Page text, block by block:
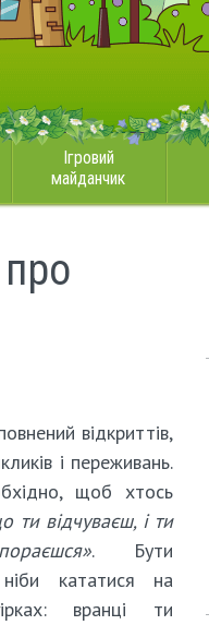
Ігровий
майданчик
відкриттів,
і переживань.
щоб хтось
ти відчуваєш, і ти
. Бути
кататися на
вранці ти